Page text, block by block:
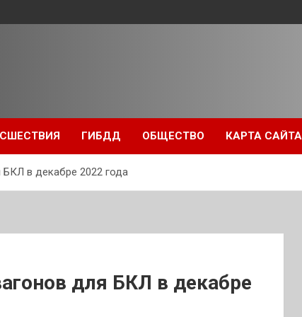
ГИБДД ОБЩЕСТВО КАРТА САЙТА
в декабре 2022 года
для БКЛ в декабре